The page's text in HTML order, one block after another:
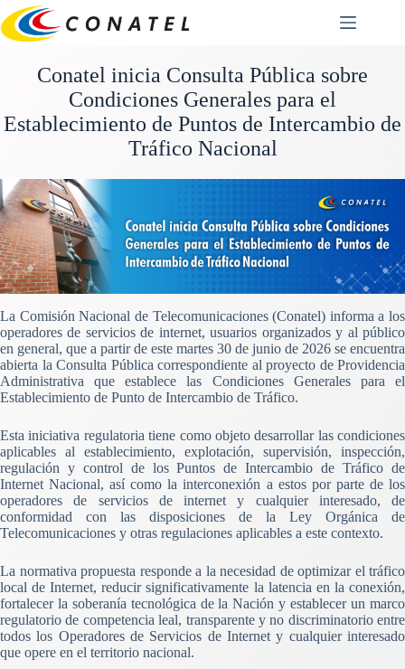
Saltar
al
contenido
Conatel inicia Consulta Pública sobre
Condiciones Generales para el
Establecimiento de Puntos de Intercambio de
Tráfico Nacional
La Comisión Nacional de Telecomunicaciones (Conatel) informa a los
operadores de servicios de internet, usuarios organizados y al público
en general, que a partir de este martes 30 de junio de 2026 se encuentra
abierta la Consulta Pública correspondiente al proyecto de Providencia
Administrativa que establece las Condiciones Generales para el
Establecimiento de Punto de Intercambio de Tráfico.
Esta iniciativa regulatoria tiene como objeto desarrollar las condiciones
aplicables al establecimiento, explotación, supervisión, inspección,
regulación y control de los Puntos de Intercambio de Tráfico de
Internet Nacional, así como la interconexión a estos por parte de los
operadores de servicios de internet y cualquier interesado, de
conformidad con las disposiciones de la Ley Orgánica de
Telecomunicaciones y otras regulaciones aplicables a este contexto.
La normativa propuesta responde a la necesidad de optimizar el tráfico
local de Internet, reducir significativamente la latencia en la conexión,
fortalecer la soberanía tecnológica de la Nación y establecer un marco
regulatorio de competencia leal, transparente y no discriminatorio entre
todos los Operadores de Servicios de Internet y cualquier interesado
que opere en el territorio nacional.